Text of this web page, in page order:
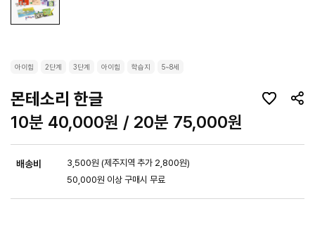
아이힘 2단계 3단계 아이힘 학습지 5~8세
몬테소리 한글
10분 40,000원 / 20분 75,000원
배송비
3,500원 (제주지역 추가 2,800원)
50,000원 이상 구매시 무료